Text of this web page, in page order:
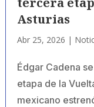
Asturias
Abr 25, 2026 |
Édgar Cadena
etapa de la
mexicano